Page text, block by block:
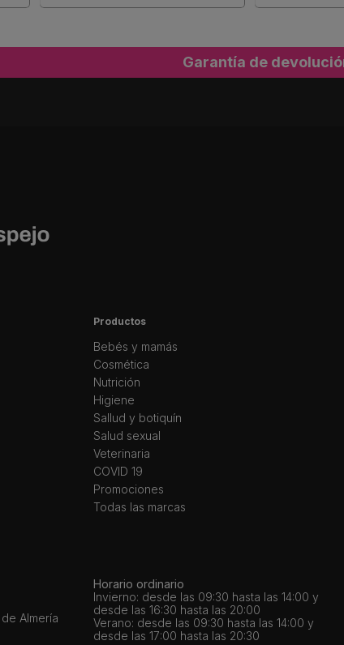
Garantía de
Productos
Bebés y mamás
Cosmética
Nutrición
Higiene
Sallud y botiquín
Salud sexual
Veterinaria
COVID 19
Promociones
Todas las marcas
Almería
Horario ordinario
Invierno: desde las 09:30 hasta las 14:00 y
desde las 16:30 hasta las 20:00
Verano: desde las 09:30 hasta las 14:00 y
desde las 17:00 hasta las 20:30